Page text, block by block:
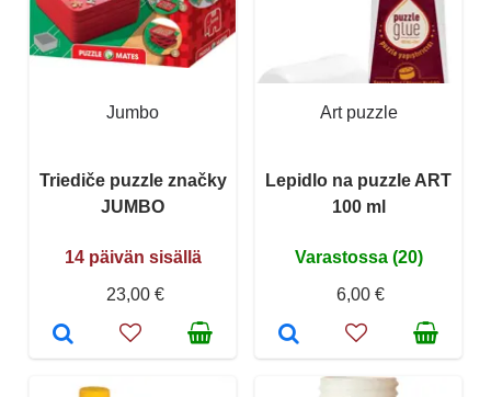
Jumbo
Triediče puzzle značky
JUMBO
14 päivän sisällä
23,00 €
Art puzzle
Lepidlo na puzzle ART
100 ml
Varastossa (20)
6,00 €